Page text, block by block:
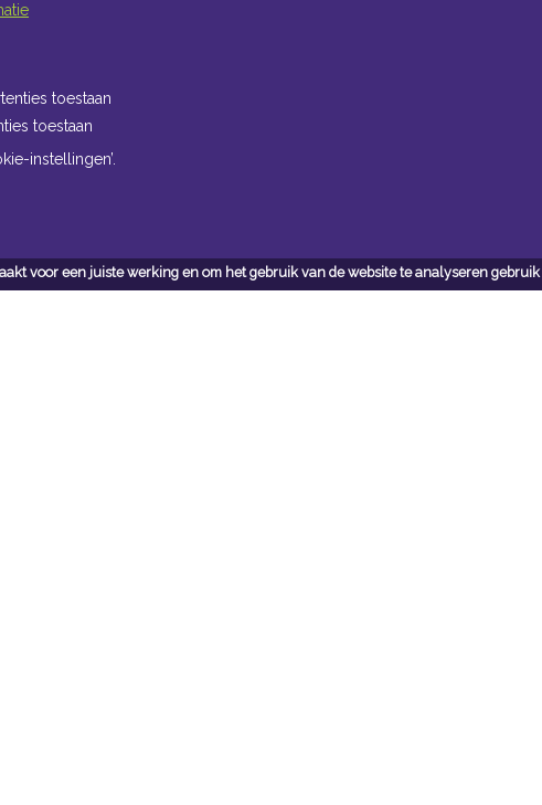
voor een juiste werking en om het gebruik van de website te analyseren
toestaan
toestaan
instellingen’.